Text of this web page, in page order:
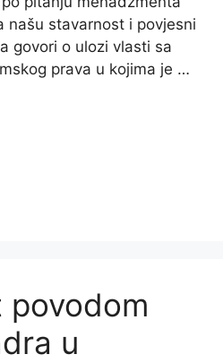
našu stavarnost i povjesni
govori o ulozi vlasti sa
prava u kojima je …
povodom
u